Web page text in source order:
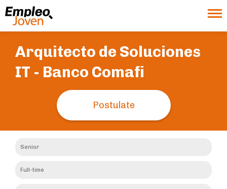
Arquitecto de Soluciones
IT - Banco Comafi
Postulate
Senior
Full-time